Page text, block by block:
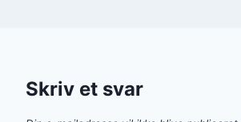
Skriv et svar